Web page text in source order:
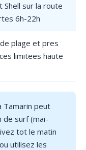
Shell sur la route
6h-22h
plage et pres
limitees haute
Tamarin peut
de surf (mai-
tot le matin
utilisez les